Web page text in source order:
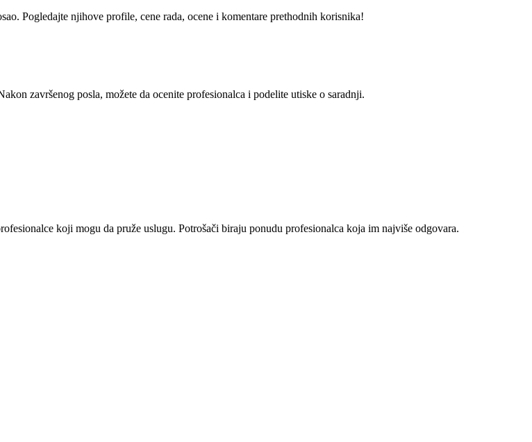
Pogledajte njihove profile, cene rada, ocene i komentare prethodnih korisnika!
završenog posla, možete da ocenite profesionalca i podelite utiske o saradnji.
koji mogu da pruže uslugu. Potrošači biraju ponudu profesionalca koja im najviše odgovara.